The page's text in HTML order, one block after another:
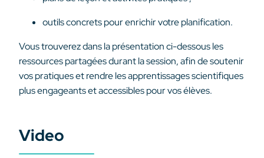
outils concrets pour enrichir votre planification.
Vous trouverez dans la présentation ci-dessous les
ressources partagées durant la session, afin de soutenir
vos pratiques et rendre les apprentissages scientifiques
plus engageants et accessibles pour vos élèves.
Video